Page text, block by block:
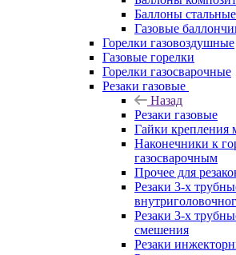
Баллоны стальные
Газовые
Горелки газовоздушные
Газовые горелки
Горелки газосварочные
Резаки газовые
Назад
Резаки газовые
Гайки крепления
Наконечники к
газосварочным
Прочее для
Резаки 3-х
Резаки 3-х
смешения
Резаки